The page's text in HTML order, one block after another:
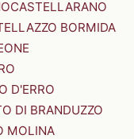
CASTELLARANO
BORMIDA
D'ERRO
DI BRANDUZZO
MOLINA